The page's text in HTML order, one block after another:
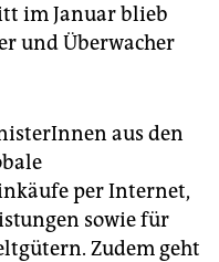
im Januar blieb
und Überwacher
aus den
per Internet,
sowie für
Zudem geht